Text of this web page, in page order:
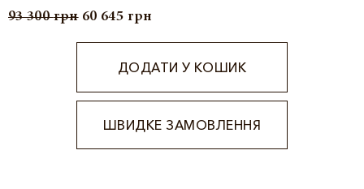
93 300грн 60 645 грн
ДОДАТИ У КОШИК
ШВИДКЕ ЗАМОВЛЕННЯ